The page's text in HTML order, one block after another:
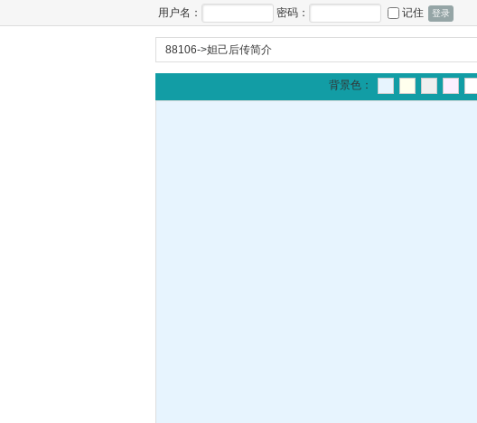
用户名： 密码： 记住
88106->妲己后传简介
背景色：